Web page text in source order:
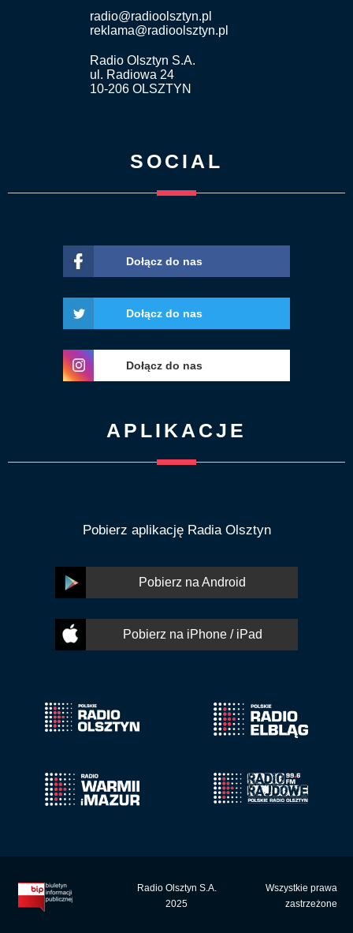
radio@radioolsztyn.pl
reklama@radioolsztyn.pl
Radio Olsztyn S.A.
ul. Radiowa 24
10-206 OLSZTYN
SOCIAL
Dołącz do nas
Dołącz do nas
Dołącz do nas
APLIKACJE
Pobierz aplikację Radia Olsztyn
Pobierz na Android
Pobierz na iPhone / iPad
Radio Olsztyn S.A.
2025
Wszystkie prawa
zastrzeżone